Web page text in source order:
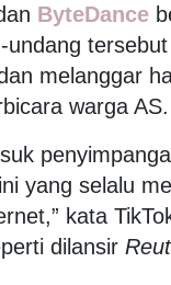
ByteDance
undang
melanggar
warga AS.
yang selalu
kata
dilansir